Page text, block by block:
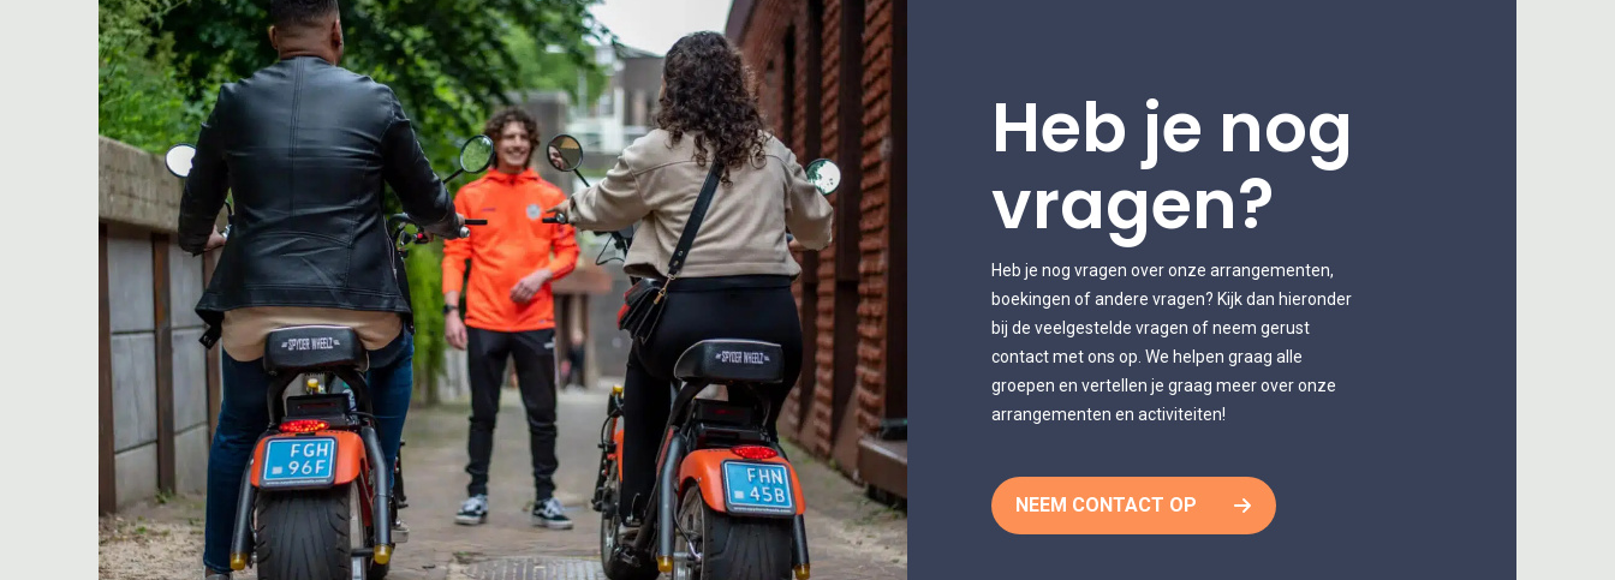
Heb je nog
vragen?
Heb je nog vragen over onze arrangementen,
boekingen of andere vragen? Kijk dan hieronder
bij de veelgestelde vragen of neem gerust
contact met ons op. We helpen graag alle
groepen en vertellen je graag meer over onze
arrangementen en activiteiten!
NEEM CONTACT OP